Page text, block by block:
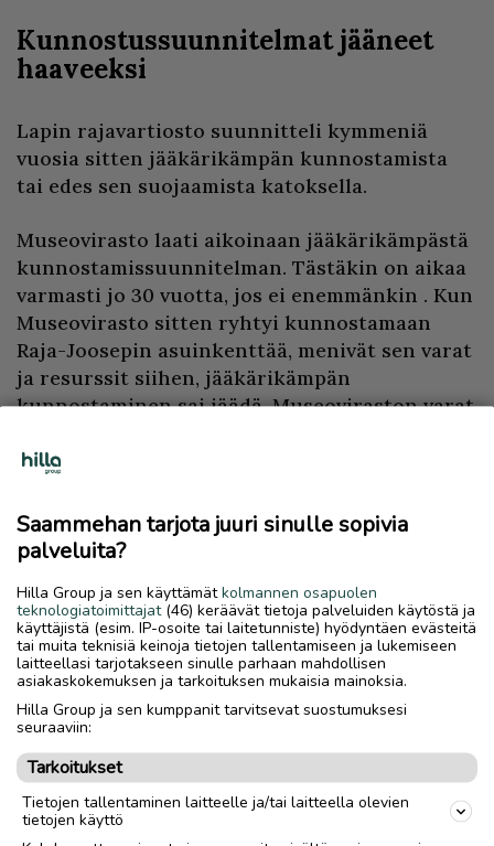
Kunnostussuunnitelmat jääneet
haaveeksi
Lapin rajavartiosto suunnitteli kymmeniä
vuosia sitten jääkärikämpän kunnostamista
tai edes sen suojaamista katoksella.
Museovirasto laati aikoinaan jääkärikämpästä
kunnostamissuunnitelman. Tästäkin on aikaa
varmasti jo 30 vuotta, jos ei enemmänkin . Kun
Museovirasto sitten ryhtyi kunnostamaan
Raja-Joosepin asuinkenttää, menivät sen varat
ja resurssit siihen, jääkärikämpän
kunnostaminen sai jäädä. Museoviraston varat
keskenkin, koska sinne suunniteltu
rajavartiostossakin taisi tulla tiukan budjetin
ajat, eikä vanhan kämpän kunnostus sinänsä
sen toimialaan kuulukaan, joten
Rajavartiolaitokselta kämppä on jäänyt
kunnostamatta.
Kämpän historiallinen arvo on kiistaton, joten
on suuri harmi, että se on jäänyt
kunnostamatta. Kämpän hirsikehikko on vielä
kohtuukunnossa, joten jääkärikämppä olisi
vielä ehkä entisöitävissä. Katto ja lattia pitäisi
tietysti rakentaa aivan uusiksi.
Saammehan tarjota juuri sinulle sopivia
palveluita?
Hilla Group ja sen käyttämätkolmannen osapuolen
teknologiatoimittajat(46) keräävät tietoja palveluiden käytöstä ja
käyttäjistä (esim. IP-osoite tai laitetunniste) hyödyntäen evästeitä
tai muita teknisiä keinoja tietojen tallentamiseen ja lukemiseen
laitteellasi tarjotakseen sinulle parhaan mahdollisen
asiakaskokemuksen ja tarkoituksen mukaisia mainoksia.
Hilla Group ja sen kumppanit tarvitsevat suostumuksesi
seuraaviin:
Tarkoitukset
Tietojen tallentaminen laitteelle ja/tai laitteella olevien
tietojen käyttö